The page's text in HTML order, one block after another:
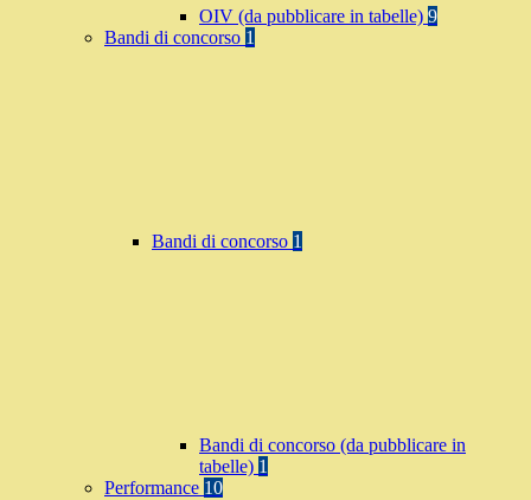
OIV (da pubblicare in tabelle) 9
Bandi di concorso 1
Bandi di concorso 1
Bandi di concorso (da pubblicare in
tabelle) 1
Performance 10